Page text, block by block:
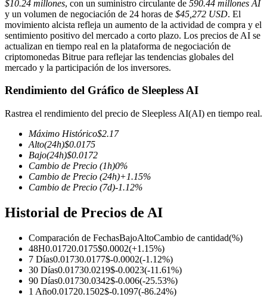
Futuros COIN-M
Futuros de criptomonedas
TradFi
Derivados de acciones, divisas, metales preciosos y materias
primas
$10.24 millones, con un suministro circulante de 590.44 millones AI
y un volumen de negociación de 24 horas de $45,272 USD. El
movimiento alcista refleja un aumento de la actividad de compra y el
sentimiento positivo del mercado a corto plazo. Los precios de AI se
actualizan en tiempo real en la plataforma de negociación de
criptomonedas Bitrue para reflejar las tendencias globales del
mercado y la participación de los inversores.
Rendimiento del Gráfico de Sleepless AI
Rastrea el rendimiento del precio de Sleepless AI(AI) en tiempo real.
Máximo Histórico$2.17
Alto(24h)$0.0175
Bajo(24h)$0.0172
Cambio de Precio (1h)0%
Cambio de Precio (24h)+1.15%
Cambio de Precio (7d)-1.12%
Historial de Precios de AI
Comparación de FechasBajoAltoCambio de cantidad(%)
48H0.01720.0175$0.0002(+1.15%)
7 Días0.01730.0177$-0.0002(-1.12%)
30 Días0.01730.0219$-0.0023(-11.61%)
90 Días0.01730.0342$-0.006(-25.53%)
1 Año0.01720.1502$-0.1097(-86.24%)